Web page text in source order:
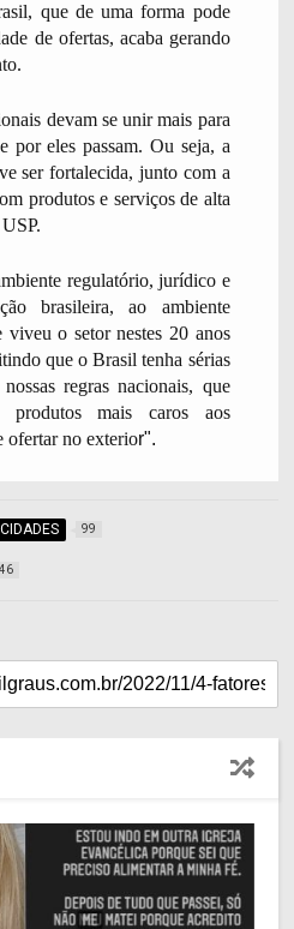
que de uma forma pode
de ofertas, acaba gerando
devam se unir mais para
por eles passam. Ou seja, a
ser fortalecida, junto com a
produtos e serviços de alta
regulatório, jurídico e
brasileira, ao ambiente
o setor nestes 20 anos
que o Brasil tenha sérias
regras nacionais, que
produtos mais caros aos
ofertar no exterior".
CIDADES 99